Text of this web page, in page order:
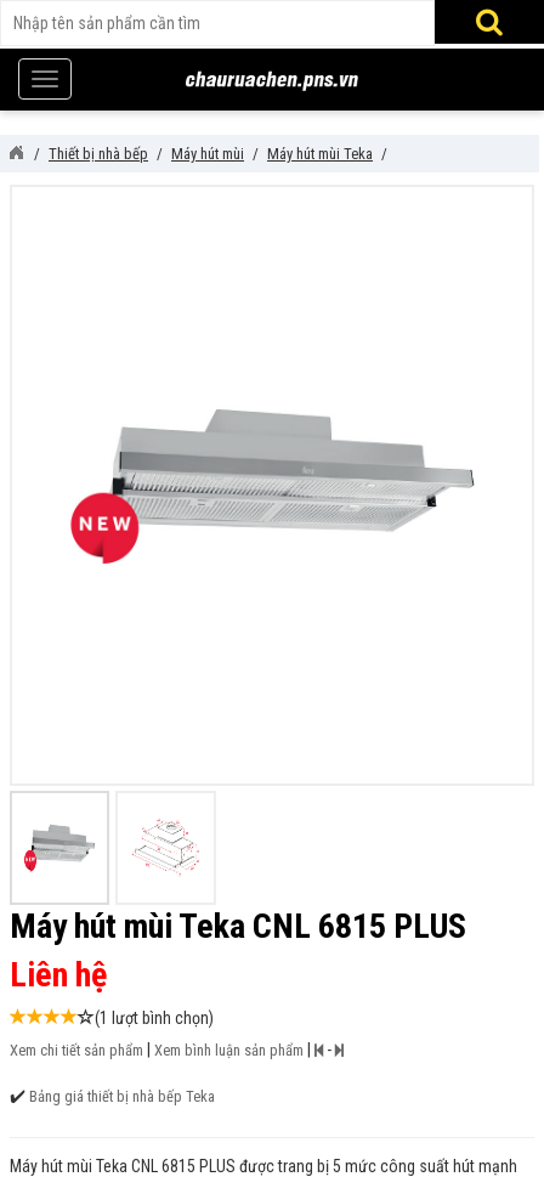
Thiết bị nhà bếp Máy hút mùi Máy hút mùi Teka
Máy hút mùi Teka CNL 6815 PLUS
Liên hệ
(1 lượt bình chọn)
Xem chi tiết sản phẩm Xem bình luận sản phẩm -
✔️ Bảng giá thiết bị nhà bếp Teka
Máy hút mùi Teka CNL 6815 PLUS được trang bị 5 mức công suất hút mạnh